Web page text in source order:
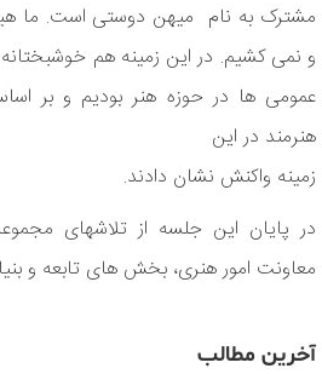
مشترک به نام میهن دوستی است. ما
و نمی کشیم. در این زمینه هم
هنرمند در این
زمینه واکنش نشان دادند.
در پایان این جلسه از تلاشهای
معاونت امور هنری، بخش های تابعه و
آخرین مطالب